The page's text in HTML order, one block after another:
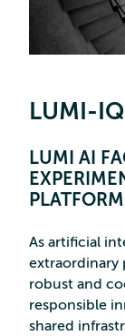
LUMI-IQ
LUMI AI
As artificial
extraordinary
robust and
responsible
shared